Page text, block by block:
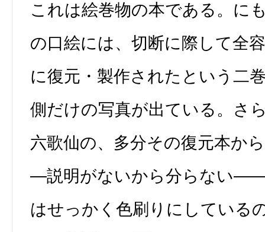
これは絵巻物の本である。に
の口絵には、切断に際して全
に復元・製作されたという二
側だけの写真が出ている。さ
六歌仙の、多分その復元本か
―説明がないから分らない
はせっかく色刷りにしている